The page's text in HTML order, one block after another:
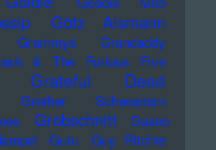
Götz Alsmann
Grammys
Grandaddy
& The Furious Five
Grateful Dead
Grether Schwestern
Grobschnitt
Guano
Guru
Guy Ritchie